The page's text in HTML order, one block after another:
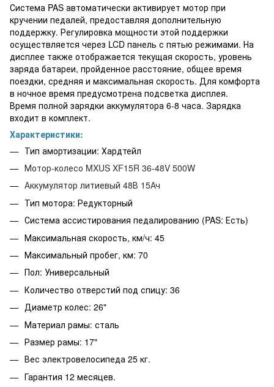
Система PAS автоматически активирует мотор при
кручении педалей, предоставляя дополнительную
поддержку. Регулировка мощности этой поддержки
осуществляется через LCD панель с пятью режимами. На
дисплее также отображается текущая скорость, уровень
заряда батареи, пройденное расстояние, общее время
поездки, средняя и максимальная скорость. Для комфорта
в ночное время предусмотрена подсветка дисплея.
Время полной зарядки аккумулятора 6-8 часа. Зарядка
входит в комплект.
Характеристики:
Тип амортизации: Хардтейл
Мотор-колесо MXUS XF15R 36-48V 500W
Аккумулятор литиевый 48В 15Ач
Тип мотора: Редукторный
Система ассистирования педалированию (PAS: Есть)
Максимальная скорость, км/ч: 45
Максимальный пробег, км: 70
Пол: Универсальный
Количество отверстий под спицу: 36
Диаметр колес: 26"
Материал рамы: сталь
Размер рамы: 17"
Вес электровелосипеда 25 кг.
Гарантия 12 месяцев.